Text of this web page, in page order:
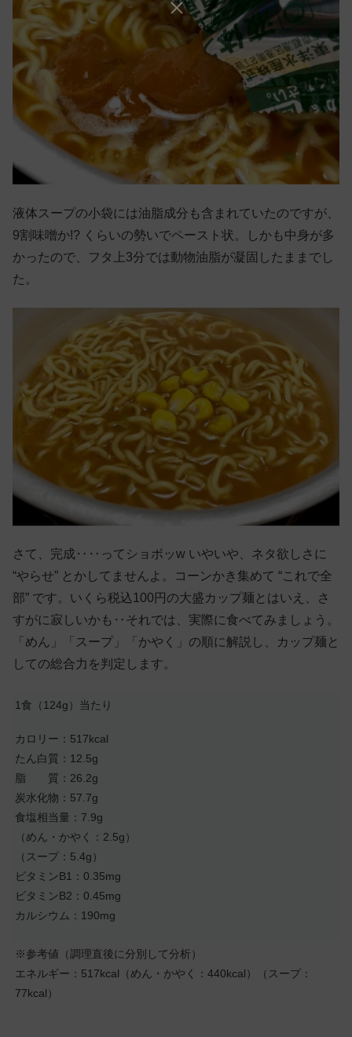
液体スープの小袋には油脂成分も含まれていたのですが、
9割味噌か!? くらいの勢いでペースト状。しかも中身が多
かったので、フタ上3分では動物油脂が凝固したままでし
た。
さて、完成‥‥ってショボッw いやいや、ネタ欲しさに
“やらせ” とかしてませんよ。コーンかき集めて “これで全
部” です。いくら税込100円の大盛カップ麺とはいえ、さ
すがに寂しいかも‥それでは、実際に食べてみましょう。
「めん」「スープ」「かやく」の順に解説し、カップ麺と
しての総合力を判定します。
1食（124g）当たり
カロリー：517kcal
たん白質：12.5g
脂 質：26.2g
炭水化物：57.7g
食塩相当量：7.9g
（めん・かやく：2.5g）
（スープ：5.4g）
ビタミンB1：0.35mg
ビタミンB2：0.45mg
カルシウム：190mg
※参考値（調理直後に分別して分析）
エネルギー：517kcal（めん・かやく：440kcal）（スープ：
77kcal）